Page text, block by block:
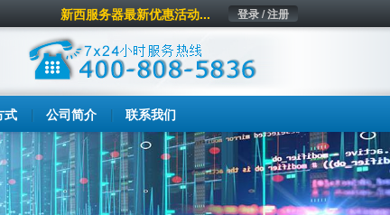
登录 / 注册
新西服务器最新优惠活动...
式 公司简介 联系我们